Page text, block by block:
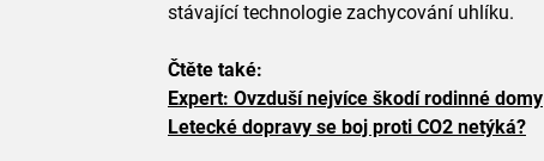
stávající technologie zachycování uhlíku.
Čtěte také:
Expert: Ovzduší nejvíce škodí rodinné domy
Letecké dopravy se boj proti CO2 netýká?